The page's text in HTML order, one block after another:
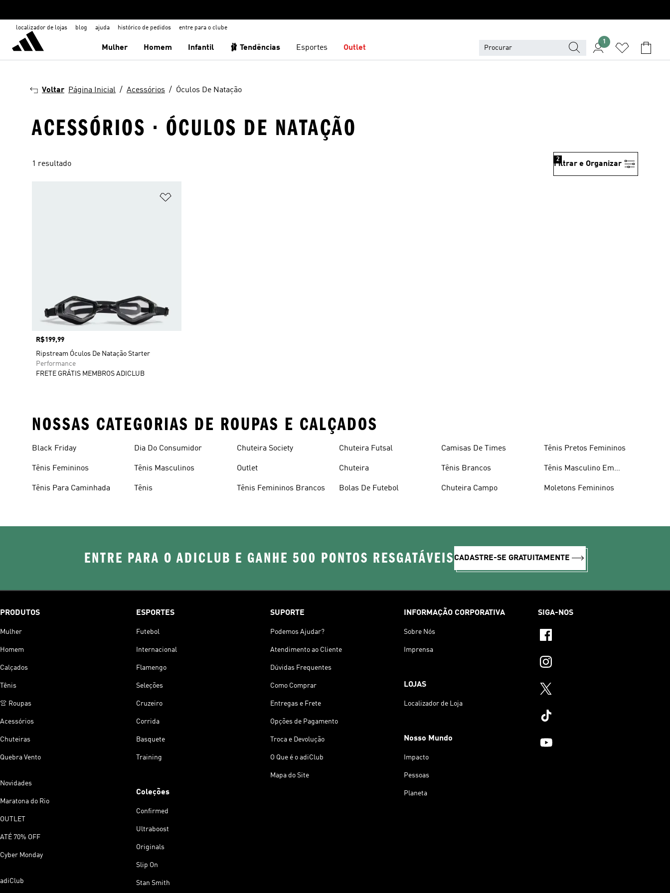
localizador de lojas blog ajuda histórico de pedidos entre para o clube
Mulher Homem Infantil 🩰 Tendências Esportes Outlet
1
Voltar Página Inicial Acessórios Óculos De Natação
ACESSÓRIOS · ÓCULOS DE NATAÇÃO
1 resultado Filtrar e Organizar
2
Preço
R$199,99
Ripstream Óculos De Natação Starter
Performance
FRETE GRÁTIS MEMBROS ADICLUB
NOSSAS CATEGORIAS DE ROUPAS E CALÇADOS
Black Friday
Tênis Femininos
Tênis Para Caminhada
Dia Do Consumidor
Tênis Masculinos
Tênis
Chuteira Society
Outlet
Tênis Femininos Brancos
Chuteira Futsal
Chuteira
Bolas De Futebol
Camisas De Times
Tênis Brancos
Chuteira Campo
Tênis Pretos Femininos
Tênis Masculino Em
Moletons Femininos
ENTRE PARA O ADICLUB E GANHE 500 PONTOS RESGATÁVEIS CADASTRE-SE GRATUITAMENTE
PRODUTOS
Mulher
Homem
Calçados
Tênis
👚 Roupas
Acessórios
Chuteiras
Quebra Vento
Novidades
Maratona do Rio
OUTLET
ATÉ 70% OFF
Cyber Monday
adiClub
ESPORTES
Futebol
Internacional
Flamengo
Seleções
Cruzeiro
Corrida
Basquete
Training
Coleções
Confirmed
Ultraboost
Originals
Slip On
Stan Smith
SUPORTE
Podemos Ajudar?
Atendimento ao Cliente
Dúvidas Frequentes
Como Comprar
Entregas e Frete
Opções de Pagamento
Troca e Devolução
O Que é o adiClub
Mapa do Site
INFORMAÇÃO CORPORATIVA
Sobre Nós
Imprensa
LOJAS
Localizador de Loja
Nosso Mundo
Impacto
Pessoas
Planeta
SIGA-NOS